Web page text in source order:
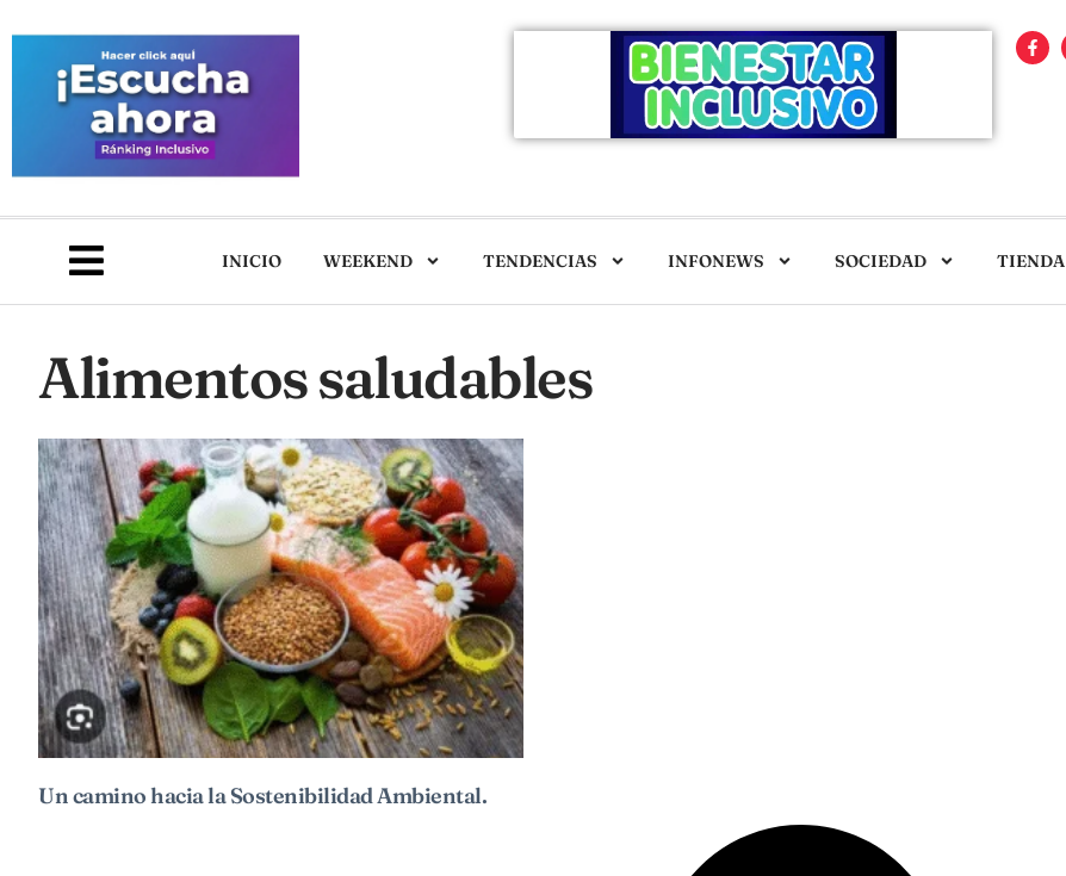
INICIO WEEKEND TENDENCIAS INFONEWS SOCIEDAD TIENDA
Alimentos saludables
Un camino hacia la Sostenibilidad Ambiental.